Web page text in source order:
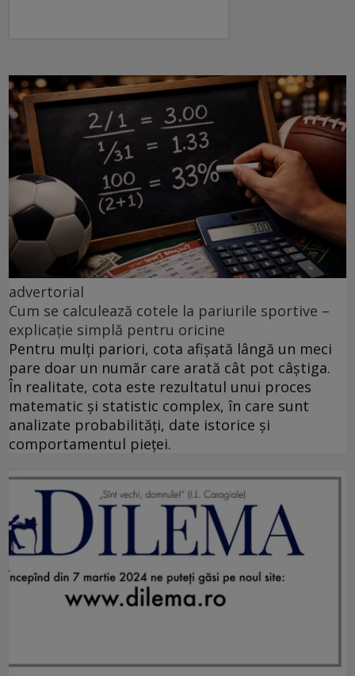
advertorial
Cum se calculează cotele la pariurile sportive –
explicație simplă pentru oricine
Pentru mulți pariori, cota afișată lângă un meci
pare doar un număr care arată cât pot câștiga.
În realitate, cota este rezultatul unui proces
matematic și statistic complex, în care sunt
analizate probabilități, date istorice și
comportamentul pieței.